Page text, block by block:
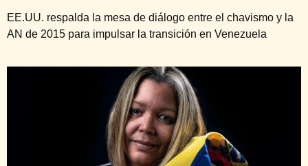
EE.UU. respalda la mesa de diálogo entre el chavismo y la
AN de 2015 para impulsar la transición en Venezuela